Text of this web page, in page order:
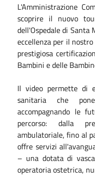
L'Amministrazione
scoprire il nuovo
dell'Ospedale di Santa
eccellenza per il
prestigiosa
Bambini e delle
Il video permette di
sanitaria che
accompagnando le
percorso: dalla
ambulatoriale, fino al
offre servizi
– una dotata di
operatoria ostetrica,